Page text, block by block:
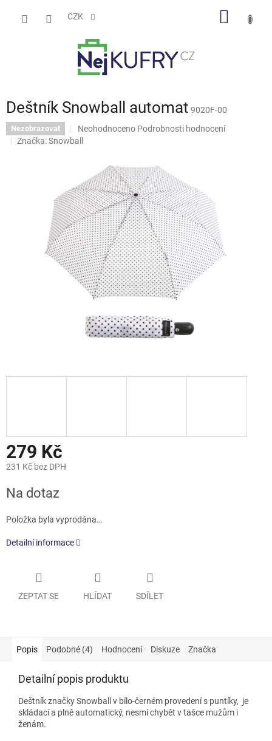
CZK
Deštník Snowball automat 9020F-00
Nezobrazovat
Průměrné
hodnocení
z
5
hvězdiček.
Neohodnoceno Podrobnosti hodnocení
Značka:Snowball
279 Kč
231 Kč bez DPH
cena:
Na dotaz
Položka byla vyprodána…
Detailní informace
ZEPTAT SE HLÍDAT SDÍLET
Popis Podobné (4) Hodnocení Diskuze Značka
Detailní popis produktu
Deštník značky Snowball v bílo-černém provedení s puntíky, je
skládací a plně automatický, nesmí chybět v tašce mužům i
ženám.